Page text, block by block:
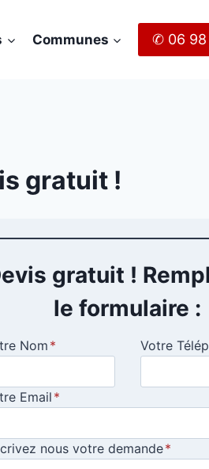
Communes ✆ 06 98
gratuit !
gratuit !
le formulaire :
Nom* Votre
Email *
nous votre demande*